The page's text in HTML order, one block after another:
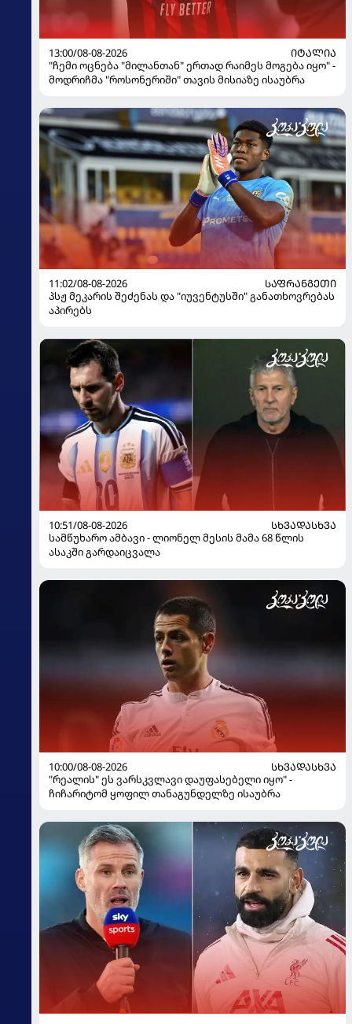
13:00/08-08-2026
ᲘᲢᲐᲚᲘᲐ
"ჩემი ოცნება "მილანთან" ერთად რაიმეს მოგება იყო" -
მოდრიჩმა "როსონერიში" თავის მისიაზე ისაუბრა
11:02/08-08-2026
ᲡᲐᲤᲠᲐᲜᲒᲔᲗᲘ
პსჟ მეკარის შეძენას და "იუვენტუსში" განათხოვრებას
აპირებს
10:51/08-08-2026
ᲡᲮᲕᲐᲓᲐᲡᲮᲕᲐ
სამწუხარო ამბავი - ლიონელ მესის მამა 68 წლის
ასაკში გარდაიცვალა
10:00/08-08-2026
ᲡᲮᲕᲐᲓᲐᲡᲮᲕᲐ
"რეალის" ეს ვარსკვლავი დაუფასებელი იყო" -
ჩიჩარიტომ ყოფილ თანაგუნდელზე ისაუბრა